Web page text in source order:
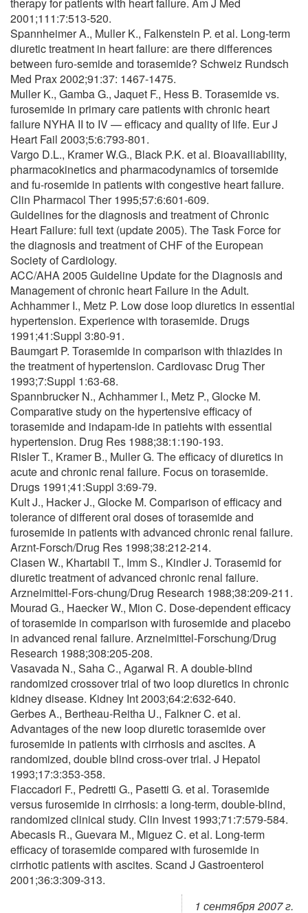
2001;111:7:513-520.
Spannheimer A., Muller K., Falkenstein P. et al. Long-term
diuretic treatment in heart failure: are there differences
between furo-semide and torasemide? Schweiz Rundsch
Med Prax 2002;91:37: 1467-1475.
Muller K., Gamba G., Jaquet F., Hess B. Torasemide vs.
furosemide in primary care patients with chronic heart
failure NYHA II to IV — efficacy and quality of life. Eur J
Heart Fail 2003;5:6:793-801.
Vargo D.L., Kramer W.G., Black P.K. et al. Bioavailiability,
pharmacokinetics and pharmacodynamics of torsemide
and fu-rosemide in patients with congestive heart failure.
Clin Pharmacol Ther 1995;57:6:601-609.
Guidelines for the diagnosis and treatment of Chronic
Heart Failure: full text (update 2005). The Task Force for
the diagnosis and treatment of CHF of the European
Society of Cardiology.
ACC/AHA 2005 Guideline Update for the Diagnosis and
Management of chronic heart Failure in the Adult.
Achhammer I., Metz P. Low dose loop diuretics in essential
hypertension. Experience with torasemide. Drugs
1991;41:Suppl 3:80-91.
Baumgart P. Torasemide in comparison with thiazides in
the treatment of hypertension. Cardiovasc Drug Ther
1993;7:Suppl 1:63-68.
Spannbrucker N., Achhammer I., Metz P., Glocke M.
Comparative study on the hypertensive efficacy of
torasemide and indapam-ide in patiehts with essential
hypertension. Drug Res 1988;38:1:190-193.
Risler T., Kramer B., Muller G. The efficacy of diuretics in
acute and chronic renal failure. Focus on torasemide.
Drugs 1991;41:Suppl 3:69-79.
Kult J., Hacker J., Glocke M. Comparison of efficacy and
tolerance of different oral doses of torasemide and
furosemide in patients with advanced chronic renal failure.
Arznt-Forsch/Drug Res 1998;38:212-214.
Clasen W., Khartabil T., Imm S., Kindler J. Torasemid for
diuretic treatment of advanced chronic renal failure.
Arzneimittel-Fors-chung/Drug Research 1988;38:209-211.
Mourad G., Haecker W., Mion C. Dose-dependent efficacy
of torasemide in comparison with furosemide and placebo
in advanced renal failure. Arzneimittel-Forschung/Drug
Research 1988;308:205-208.
Vasavada N., Saha C., Agarwal R. A double-blind
randomized crossover trial of two loop diuretics in chronic
kidney disease. Kidney Int 2003;64:2:632-640.
Gerbes A., Bertheau-Reitha U., Falkner C. et al.
Advantages of the new loop diuretic torasemide over
furosemide in patients with cirrhosis and ascites. A
randomized, double blind cross-over trial. J Hepatol
1993;17:3:353-358.
Fiaccadori F., Pedretti G., Pasetti G. et al. Torasemide
versus furosemide in cirrhosis: a long-term, double-blind,
randomized clinical study. Clin Invest 1993;71:7:579-584.
Abecasis R., Guevara M., Miguez C. et al. Long-term
efficacy of torasemide compared with furosemide in
cirrhotic patients with ascites. Scand J Gastroenterol
2001;36:3:309-313.
1 сентября 2007 г.